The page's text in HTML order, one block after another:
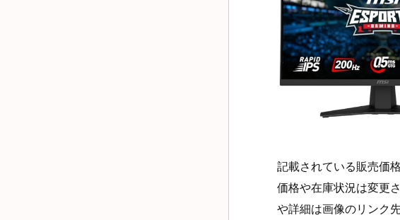
記載されている販売価
価格や在庫状況は変更
や詳細は画像のリンク